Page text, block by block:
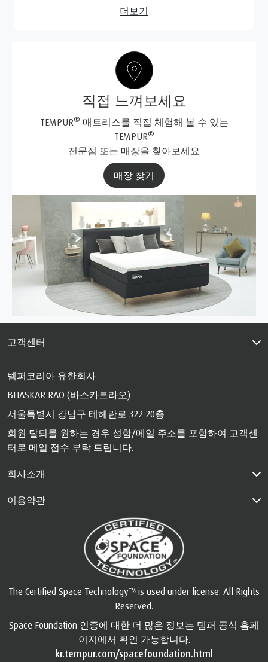
더보기
직접 느껴보세요
TEMPUR® 매트리스를 직접 체험해 볼 수 있는
TEMPUR®
전문점 또는 매장을 찾아보세요
매장 찾기
고객센터
템퍼코리아 유한회사
BHASKAR RAO (바스카르라오)
서울특별시 강남구 테헤란로 322 20층
회원 탈퇴를 원하는 경우 성함/메일 주소를 포함하여 고객센
터로 메일 접수 부탁 드립니다.
회사소개
이용약관
The Certified Space Technology™ is used under license. All Rights
Reserved.
Space Foundation 인증에 대한 더 많은 정보는 템퍼 공식 홈페
이지에서 확인 가능합니다.
kr.tempur.com/spacefoundation.html